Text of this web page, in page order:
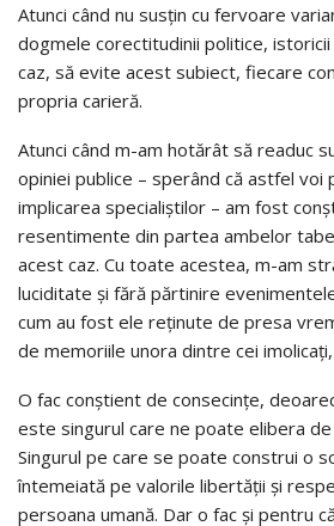
Atunci când nu susțin cu fervoare
dogmele corectitudinii politice,
caz, să evite acest subiect, fiecare
propria carieră.
Atunci când m-am hotărât să readuc
opiniei publice – sperând că astfel voi
implicarea specialiştilor – am fost
resentimente din partea ambelor
acest caz. Cu toate acestea, m-am
luciditate și fără părtinire
cum au fost ele reținute de presa
de memoriile unora dintre cei
O fac conştient de consecinţe,
este singurul care ne poate elibera
Singurul pe care se poate construi o
întemeiată pe valorile libertății și
persoana umană. Dar o fac şi pentru